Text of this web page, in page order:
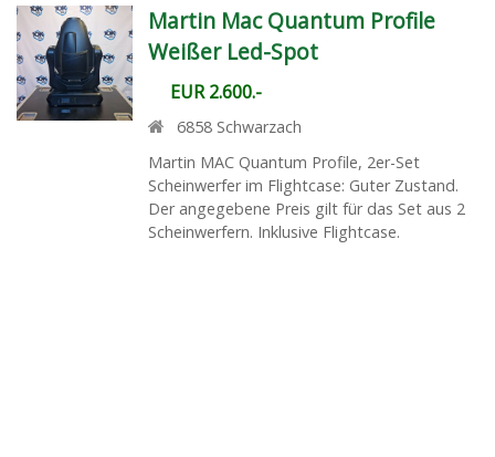
Martin Mac Quantum Profile
Weißer Led-Spot
EUR 2.600.-
6858 Schwarzach
Martin MAC Quantum Profile, 2er-Set
Scheinwerfer im Flightcase: Guter Zustand.
Der angegebene Preis gilt für das Set aus 2
Scheinwerfern. Inklusive Flightcase.